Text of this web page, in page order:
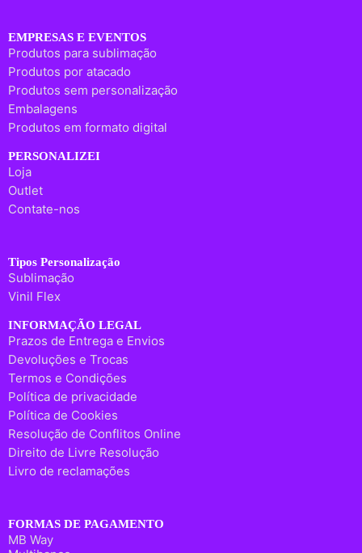
EMPRESAS E EVENTOS
Produtos para sublimação
Produtos por atacado
Produtos sem personalização
Embalagens
Produtos em formato digital
PERSONALIZEI
Loja
Outlet
Contate-nos
Tipos Personalização
Sublimação
Vinil Flex
INFORMAÇÃO LEGAL
Prazos de Entrega e Envios
Devoluções e Trocas
Termos e Condições
Política de privacidade
Política de Cookies
Resolução de Conflitos Online
Direito de Livre Resolução
Livro de reclamações
FORMAS DE PAGAMENTO
MB Way